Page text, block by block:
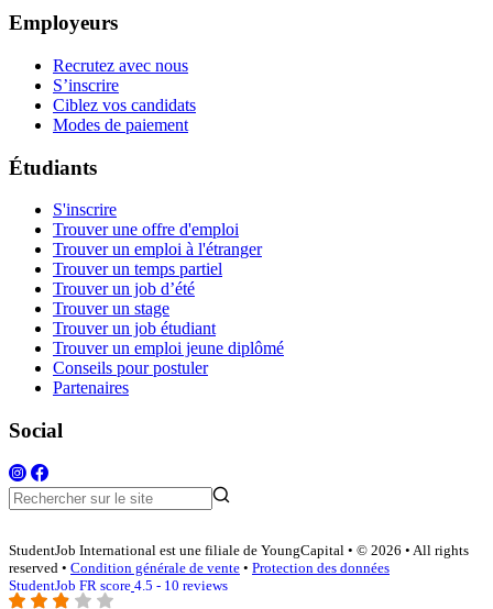
Employeurs
Recrutez avec nous
S’inscrire
Ciblez vos candidats
Modes de paiement
Étudiants
S'inscrire
Trouver une offre d'emploi
Trouver un emploi à l'étranger
Trouver un temps partiel
Trouver un job d’été
Trouver un stage
Trouver un job étudiant
Trouver un emploi jeune diplômé
Conseils pour postuler
Partenaires
Social
StudentJob International est une filiale de YoungCapital • © 2026 • All rights
reserved • Condition générale de vente • Protection des données
StudentJob FR score 4.5 - 10 reviews